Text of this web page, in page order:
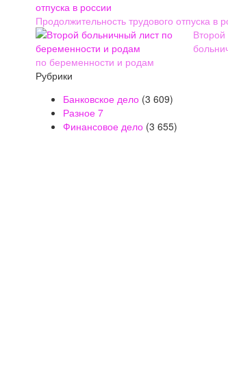
Продолжительность трудового отпуска в
Второй
по беременности и родам
Рубрики
Банковское дело (3 609)
Разное 7
Финансовое дело (3 655)